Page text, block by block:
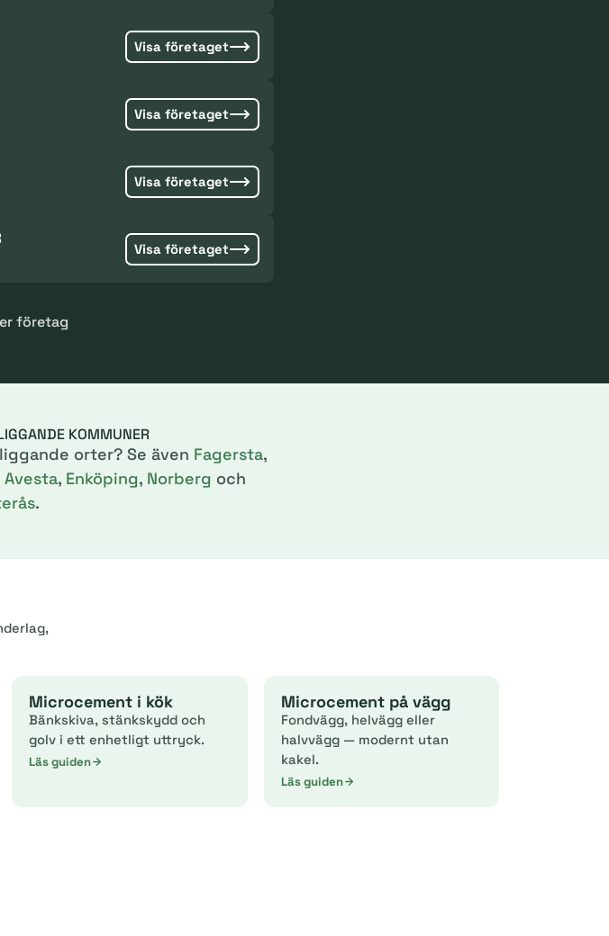
Visa företaget
Visa företaget
Visa företaget
Visa företaget
företag
KOMMUNER
orter? Se även Fagersta,
Avesta, Enköping, Norberg och
.
Microcement i kök
Bänkskiva, stänkskydd och
golv i ett enhetligt uttryck.
Läs guiden
Microcement på vägg
Fondvägg, helvägg eller
halvvägg — modernt utan
kakel.
Läs guiden